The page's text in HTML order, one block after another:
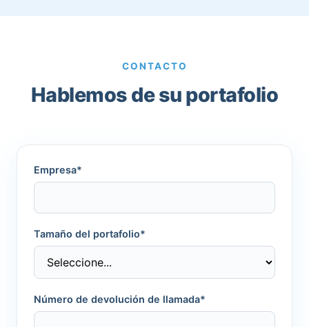
CONTACTO
Hablemos de su portafolio
Empresa*
Tamaño del portafolio*
Número de devolución de llamada*